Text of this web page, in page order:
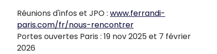
Réunions d'infos et JPO : www.ferrandi-
paris.com/fr/nous-rencontrer
Portes ouvertes Paris : 19 nov 2025 et 7 février
2026